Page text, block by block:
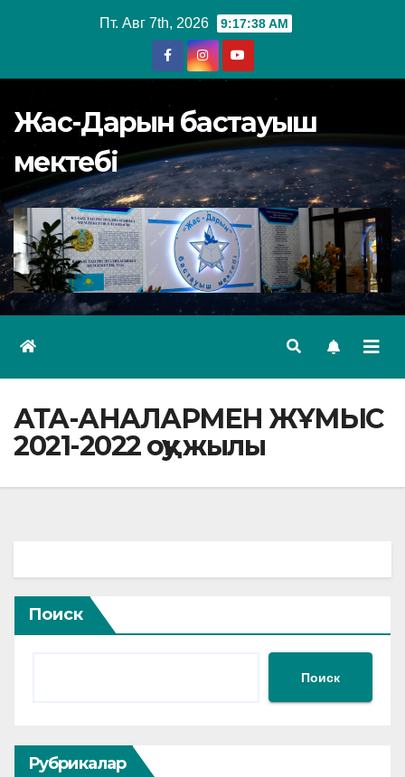
Пт. Авг 7th, 2026 9:17:38 AM
Жас-Дарын бастауыш
мектебі
АТА-АНАЛАРМЕН ЖҰМЫС
2021-2022 оқу жылы
Поиск
Поиск
Рубрикалар